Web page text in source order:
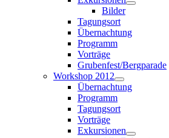
Bilder
Tagungsort
Übernachtung
Programm
Vorträge
Grubenfest/Bergparade
Workshop 2012
Übernachtung
Programm
Tagungsort
Vorträge
Exkursionen